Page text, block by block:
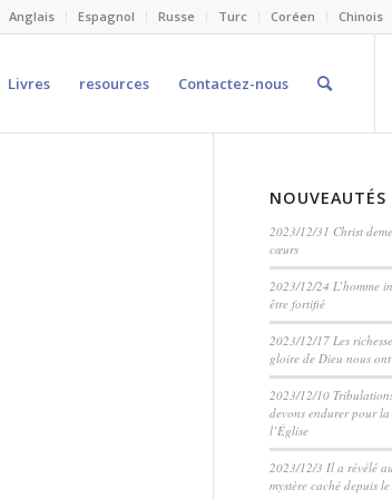
Anglais Espagnol Russe Turc Coréen Chinois
Livres resources Contactez-nous
NOUVEAUTÉS
2023/12/31 Christ
cœurs
2023/12/24 L’homme
être fortifié
2023/12/17 Les
gloire de Dieu nous
2023/12/10
devons endurer pour
l’Église
2023/12/3 Il a révélé
mystère caché depuis le